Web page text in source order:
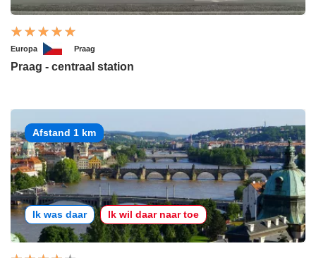
Europa Praag
Praag - centraal station
Afstand 1 km
Ik was daar Ik wil daar naar toe